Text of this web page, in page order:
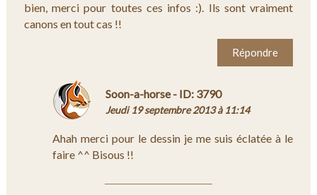
bien, merci pour toutes ces infos :). Ils sont vraiment
canons en tout cas !!
Répondre
Soon-a-horse - ID: 3790
Jeudi 19 septembre 2013 à 11:14
Ahah merci pour le dessin je me suis éclatée à le
faire ^^ Bisous !!